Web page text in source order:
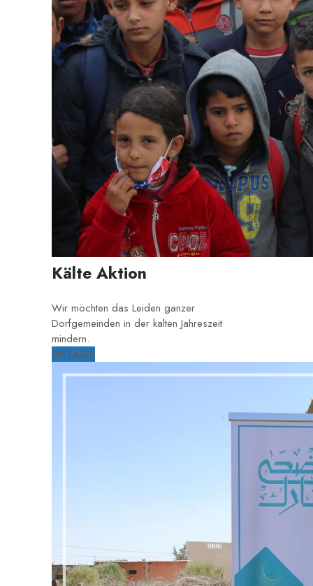
Kälte Aktion
Wir möchten das Leiden ganzer
Dorfgemeinden in der kalten Jahreszeit
mindern.
DETAILS